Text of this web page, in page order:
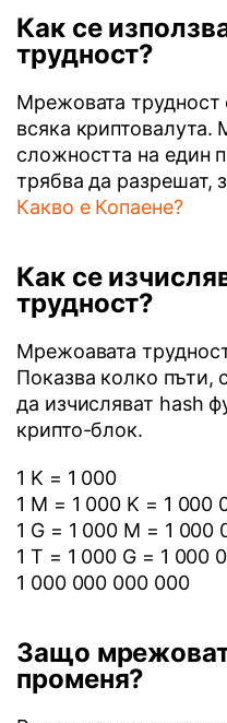
Как се
трудност?
Мрежовата трудност
всяка
сложността на един
трябва да разрешат,
Какво е Копаене?
Как се
трудност?
Мрежоавата
Показва колко пъти,
да изчисляват hash
крипто-блок.
1 K = 1 000
1 M = 1 000 K = 1 000
1 G = 1 000 M = 1
1 T = 1 000 G = 1 000
1 000 000 000 000
Защо
променя?